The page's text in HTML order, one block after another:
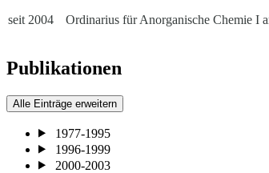
seit 2004 Ordinarius für Anorganische Chemie I
Publikationen
Alle Einträge erweitern
1977-1995
1996-1999
2000-2003